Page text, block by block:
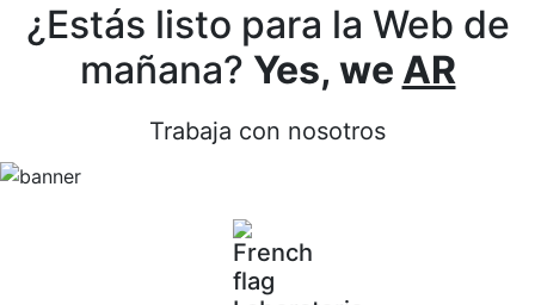
¿Estás listo para la Web de
mañana? Yes, we AR
Trabaja con nosotros